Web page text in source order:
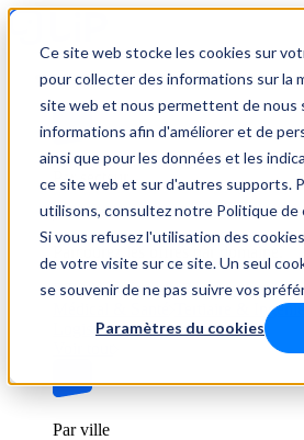
Ce site web stocke les cookies sur
pour collecter des informations sur la
site web et nous permettent de nous
informations afin d'améliorer et de
ainsi que pour les données et les
ce site web et sur d'autres supports.
utilisons, consultez notre Politique
Si vous refusez l'utilisation des
de votre visite sur ce site. Un seul
se souvenir de ne pas suivre vos
Paramètres du cookies
Trouver un emploi
Par secteur
BTP Hôtellerie & Restauration
Tertiaire &
Logistique
Par ville